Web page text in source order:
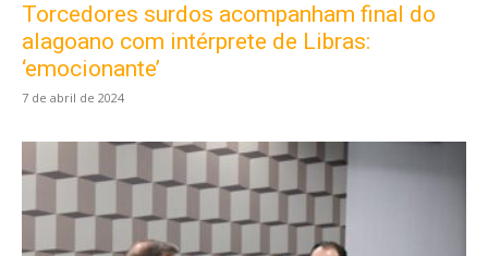
Torcedores surdos acompanham final do
alagoano com intérprete de Libras:
‘emocionante’
7 de abril de 2024